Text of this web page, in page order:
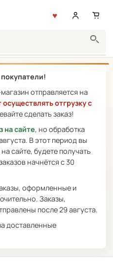
отправляется на
осуществлять отгрузку с
сделать заказ!
на сайте, но обработка
В этот период вы
сайте, будете получать
начнётся с 30
оформленные и
Заказы,
после 29 августа.
доставленные